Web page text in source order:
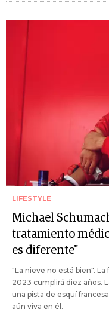
LIFESTYLE
Michael
tratamiento
es diferente"
"La nieve no está bien".
2023 cumplirá diez años.
una pista de esquí
aún viva en él.